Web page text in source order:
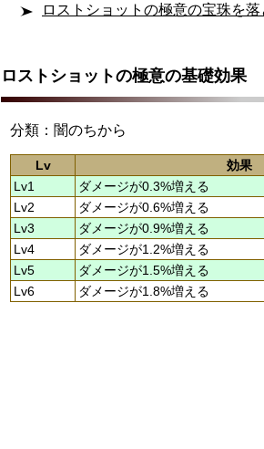
ロストショットの極意の宝珠を
ロストショットの極意の基礎効果
分類：闇のちから
Lv 効果
Lv1
ダメージが0.3%増える
Lv2
ダメージが0.6%増える
Lv3
ダメージが0.9%増える
Lv4
ダメージが1.2%増える
Lv5
ダメージが1.5%増える
Lv6
ダメージが1.8%増える